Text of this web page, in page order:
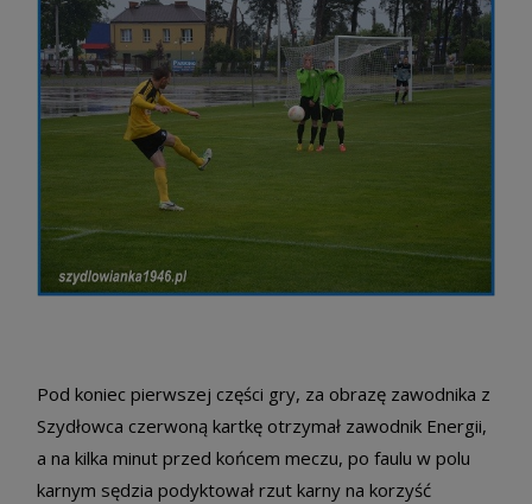
Pod koniec pierwszej części gry, za obrazę zawodnika z
Szydłowca czerwoną kartkę otrzymał zawodnik Energii,
a na kilka minut przed końcem meczu, po faulu w polu
karnym sędzia podyktował rzut karny na korzyść